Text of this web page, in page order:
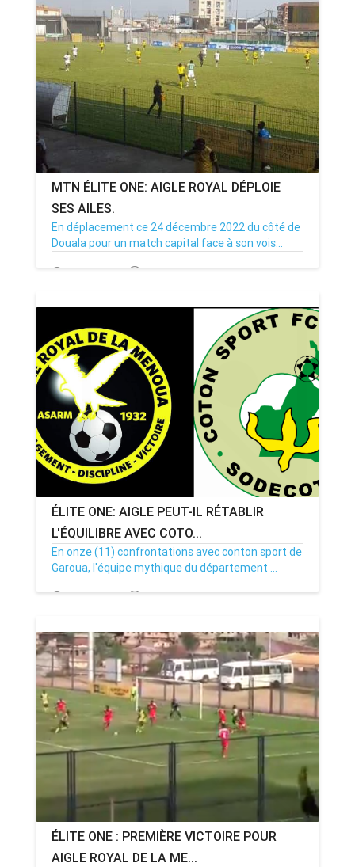
MTN ÉLITE ONE: AIGLE ROYAL DÉPLOIE
SES AILES.
En déplacement ce 24 décembre 2022 du côté de
Douala pour un match capital face à son vois...
24/12/22 Par MenouActu 0
ÉLITE ONE: AIGLE PEUT-IL RÉTABLIR
L'ÉQUILIBRE AVEC COTO...
En onze (11) confrontations avec conton sport de
Garoua, l'équipe mythique du département ...
19/12/22 Par MenouActu 0
ÉLITE ONE : PREMIÈRE VICTOIRE POUR
AIGLE ROYAL DE LA ME...